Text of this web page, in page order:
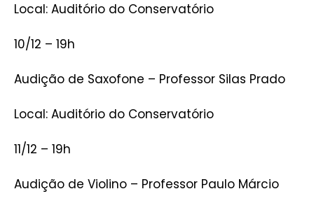
Local: Auditório do Conservatório
10/12 – 19h
Audição de Saxofone – Professor Silas Prado
Local: Auditório do Conservatório
11/12 – 19h
Audição de Violino – Professor Paulo Márcio